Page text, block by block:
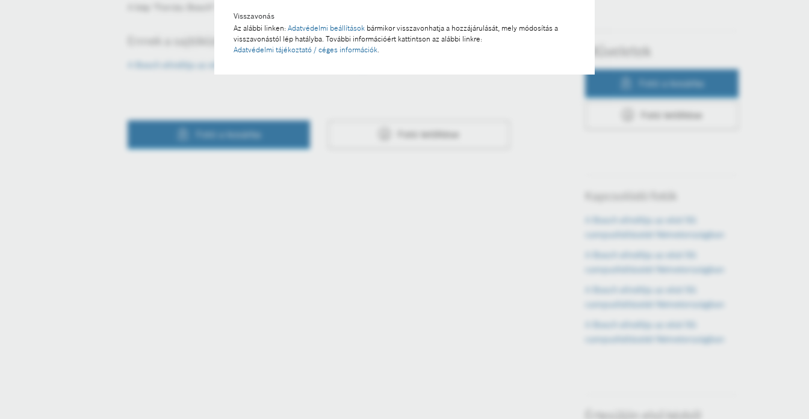
Visszavonás
Az alábbi linken: Adatvédelmi beállítások bármikor visszavonhatja a hozzájárulását, mely módosítás a
visszavonástól lép hatályba. További információért kattintson az alábbi linkre:
Adatvédelmi tájékoztató / céges információk.
Ennek a sajtóközleménynek a része:
A Bosch elindítja az első 5G campushálózatát Németországban
Fotó a kosárba Fotó letöltése
Műveletek
Fotó a kosárba
Fotó letöltése
Kapcsolódó fotók
A Bosch elindítja az első 5G
campushálózatát Németországban
A Bosch elindítja az első 5G
campushálózatát Németországban
A Bosch elindítja az első 5G
campushálózatát Németországban
A Bosch elindítja az első 5G
campushálózatát Németországban
Értesüljön első kézből